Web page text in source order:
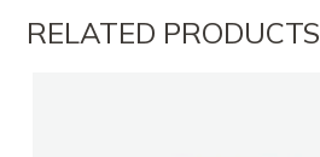
RELATED PRODUCTS